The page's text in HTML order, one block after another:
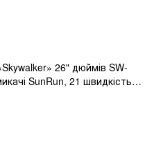
26" дюймів SW-
SunRun, 21 швидкість,